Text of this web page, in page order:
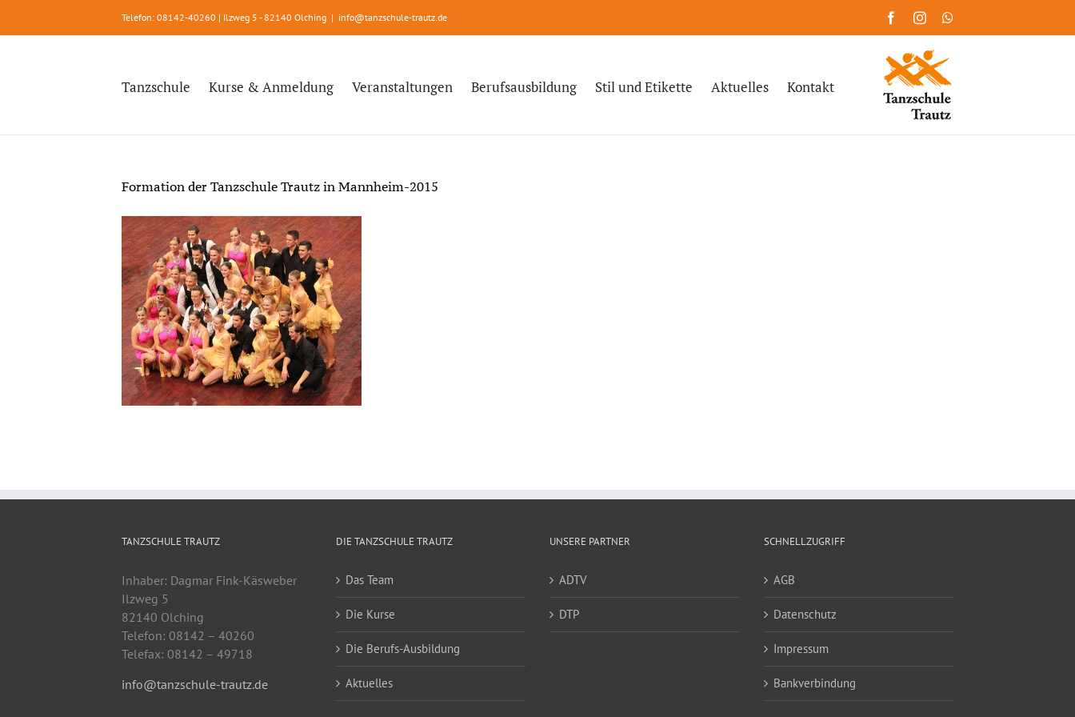
Telefon: 08142-40260 | Ilzweg 5 - 82140 Olching | info@tanzschule-trautz.de FacebookInstagram
Tanzschule Kurse & Anmeldung Veranstaltungen Berufsausbildung Stil und Etikette Aktuelles Kontakt
Formation der Tanzschule Trautz in Mannheim-2015
TANZSCHULE TRAUTZ
Inhaber: Dagmar Fink-Käsweber
Ilzweg 5
82140 Olching
Telefon: 08142 – 40260
Telefax: 08142 – 49718
info@tanzschule-trautz.de
DIE TANZSCHULE TRAUTZ
Das Team
Die Kurse
Die Berufs-Ausbildung
Aktuelles
UNSERE PARTNER
ADTV
DTP
SCHNELLZUGRIFF
AGB
Datenschutz
Impressum
Bankverbindung